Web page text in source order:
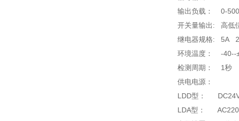
输出负载： 0-
开关量输出: 高低
继电器规格: 5A
环境温度： -40--
检测周期： 1秒
供电电源：
LDD型：
LDA型：